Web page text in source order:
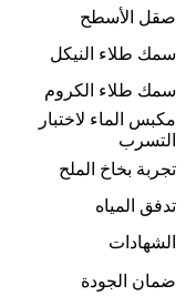
صقل الأسطح
سمك طلاء النيكل
سمك طلاء الكروم
مكبس الماء لاختبار
التسرب
تجربة بخاخ الملح
تدفق المياه
الشهادات
ضمان الجودة